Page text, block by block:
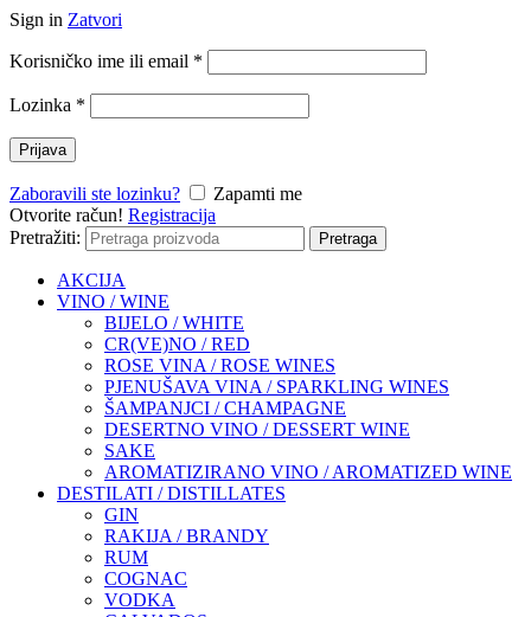
Sign in Zatvori
Korisničko ime ili email *
Lozinka *
Prijava
Zaboravili ste lozinku?
Zapamti me
Otvorite račun! Registracija
Pretražiti:
Pretraga
AKCIJA
VINO / WINE
BIJELO / WHITE
CR(VE)NO / RED
ROSE VINA / ROSE WINES
PJENUŠAVA VINA / SPARKLING WINES
ŠAMPANJCI / CHAMPAGNE
DESERTNO VINO / DESSERT WINE
SAKE
AROMATIZIRANO VINO / AROMATIZED WINE
DESTILATI / DISTILLATES
GIN
RAKIJA / BRANDY
RUM
COGNAC
VODKA